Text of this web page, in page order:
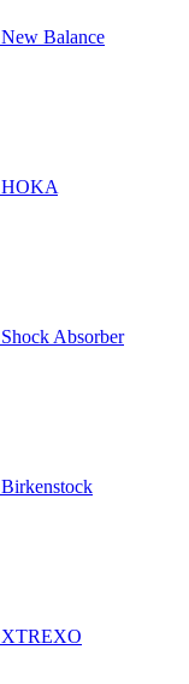
New Balance
HOKA
Shock Absorber
Birkenstock
XTREXO